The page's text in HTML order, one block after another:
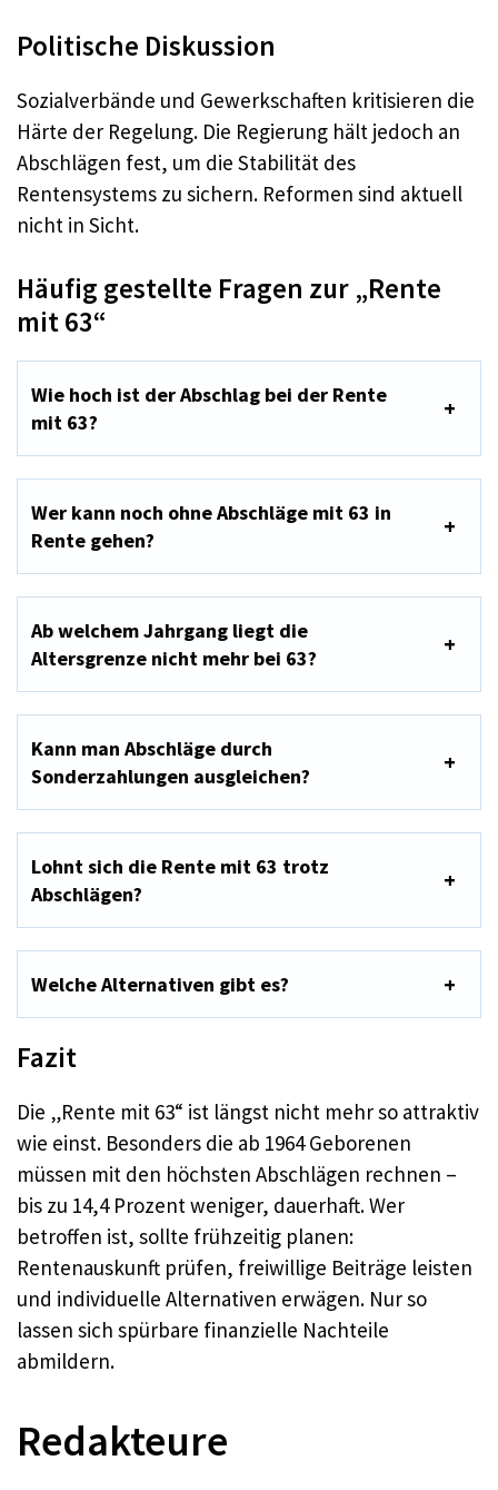
Politische Diskussion
Sozialverbände und Gewerkschaften kritisieren die
Härte der Regelung. Die Regierung hält jedoch an
Abschlägen fest, um die Stabilität des
Rentensystems zu sichern. Reformen sind aktuell
nicht in Sicht.
Häufig gestellte Fragen zur „Rente
mit 63“
Wie hoch ist der Abschlag bei der Rente
mit 63?
Wer kann noch ohne Abschläge mit 63 in
Rente gehen?
Ab welchem Jahrgang liegt die
Altersgrenze nicht mehr bei 63?
Kann man Abschläge durch
Sonderzahlungen ausgleichen?
Lohnt sich die Rente mit 63 trotz
Abschlägen?
Welche Alternativen gibt es?
Fazit
Die „Rente mit 63“ ist längst nicht mehr so attraktiv
wie einst. Besonders die ab 1964 Geborenen
müssen mit den höchsten Abschlägen rechnen –
bis zu 14,4 Prozent weniger, dauerhaft. Wer
betroffen ist, sollte frühzeitig planen:
Rentenauskunft prüfen, freiwillige Beiträge leisten
und individuelle Alternativen erwägen. Nur so
lassen sich spürbare finanzielle Nachteile
abmildern.
Redakteure